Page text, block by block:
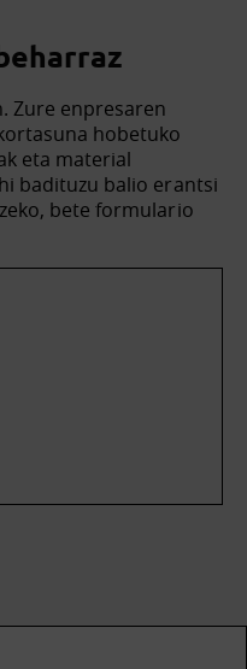
Zure enpresaren
hobetuko
eta material
badituzu balio erantsi
bete formulario